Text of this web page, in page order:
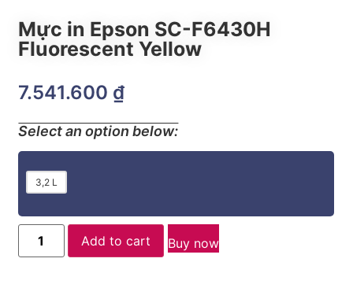
Mực in Epson SC-F6430H
Fluorescent Yellow
7.541.600 ₫
Select an option below:
3,2 L
Add to cart Buy now